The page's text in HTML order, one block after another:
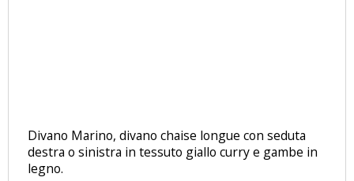
Divano Marino, divano chaise longue con seduta
destra o sinistra in tessuto giallo curry e gambe in
legno.